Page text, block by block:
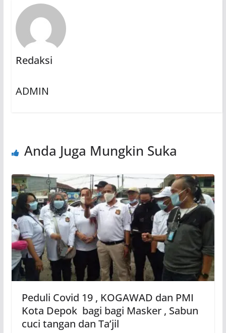
Redaksi
ADMIN
Anda Juga Mungkin Suka
Peduli Covid 19 , KOGAWAD dan PMI
Kota Depok bagi bagi Masker , Sabun
cuci tangan dan Ta’jil